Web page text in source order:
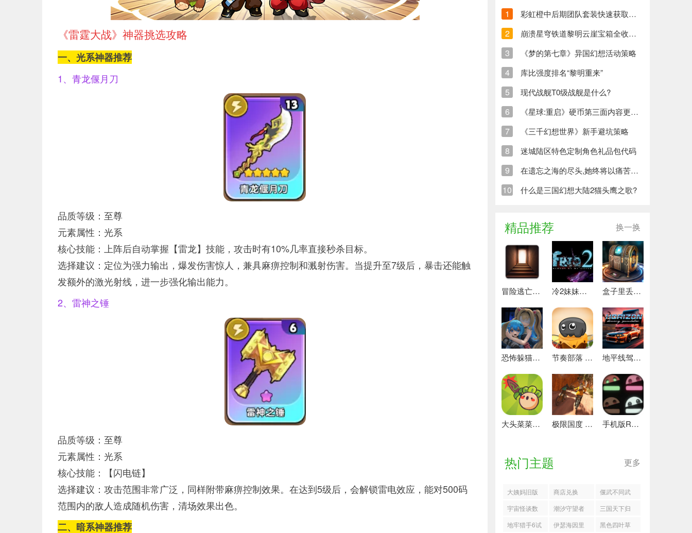
《雷霆大战》神器挑选攻略
一、光系神器推荐
1、青龙偃月刀
品质等级：至尊
元素属性：光系
核心技能：上阵后自动掌握【雷龙】技能，攻击时有10%几率直接秒杀目标。
选择建议：定位为强力输出，爆发伤害惊人，兼具麻痹控制和溅射伤害。当提升至7级后，暴击还能触
发额外的激光射线，进一步强化输出能力。
2、雷神之锤
品质等级：至尊
元素属性：光系
核心技能：【闪电链】
选择建议：攻击范围非常广泛，同样附带麻痹控制效果。在达到5级后，会解锁雷电效应，能对500码
范围内的敌人造成随机伤害，清场效果出色。
二、暗系神器推荐
1 彩虹橙中后期团队套装快速获取方法
2 崩溃星穹铁道黎明云崖宝箱全收集策略与崩铁玩家分享
3 《梦的第七章》异国幻想活动策略
4 库比强度排名“黎明重来”
5 现代战舰T0级战舰是什么?
6 《星球:重启》硬币第三面内容更新清单
7 《三千幻想世界》新手避坑策略
8 迷城陆区特色定制角色礼品包代码
9 在遗忘之海的尽头,她终将以痛苦创造新的生命
10 什么是三国幻想大陆2猫头鹰之歌?
精品推荐 换一换
冒险逃亡之谜 推荐 冷2妹妹的记忆 热门下载 盒子里丢失的碎片 安卓下载
恐怖躲猫猫4 最新版 节奏部落 安卓版 地平线驾驶模拟器 最新版
大头菜菜历险记 好玩的 极限国度 最新版 手机版REPO 安卓版
热门主题 更多
大姨妈旧版 商店兑换
偃武不同武
将适配属性
一览
宇宙怪谈数
字迷宫谜题
潮汐守望者
不同宝石使
三国天下归
心黄月英配
地牢猎手6试
伊瑟海因里
黑色四叶草